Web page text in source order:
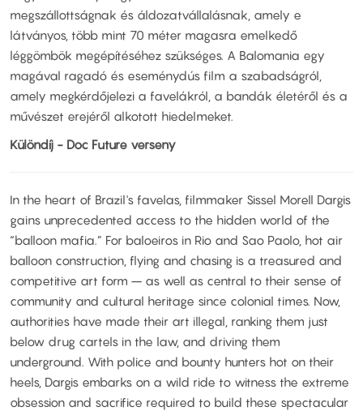
megszállottságnak és áldozatvállalásnak, amely e
látványos, több mint 70 méter magasra emelkedő
léggömbök megépítéséhez szükséges. A Balomania egy
magával ragadó és eseménydús film a szabadságról,
amely megkérdőjelezi a favelákról, a bandák életéről és a
művészet erejéről alkotott hiedelmeket.
Különdíj - Doc Future verseny
In the heart of Brazil's favelas, filmmaker Sissel Morell Dargis
gains unprecedented access to the hidden world of the
“balloon mafia.” For baloeiros in Rio and Sao Paolo, hot air
balloon construction, flying and chasing is a treasured and
competitive art form – as well as central to their sense of
community and cultural heritage since colonial times. Now,
authorities have made their art illegal, ranking them just
below drug cartels in the law, and driving them
underground. With police and bounty hunters hot on their
heels, Dargis embarks on a wild ride to witness the extreme
obsession and sacrifice required to build these spectacular